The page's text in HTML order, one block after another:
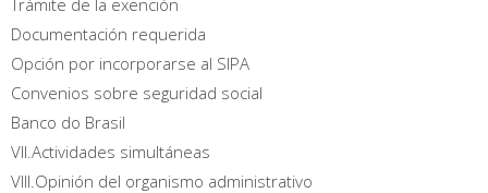
Documentación requerida
Opción por incorporarse al SIPA
Convenios sobre seguridad social
Banco do Brasil
VII.Actividades simultáneas
VIII.Opinión del organismo administrativo